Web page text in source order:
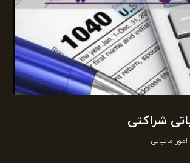
شراکتی
امور مالیاتی